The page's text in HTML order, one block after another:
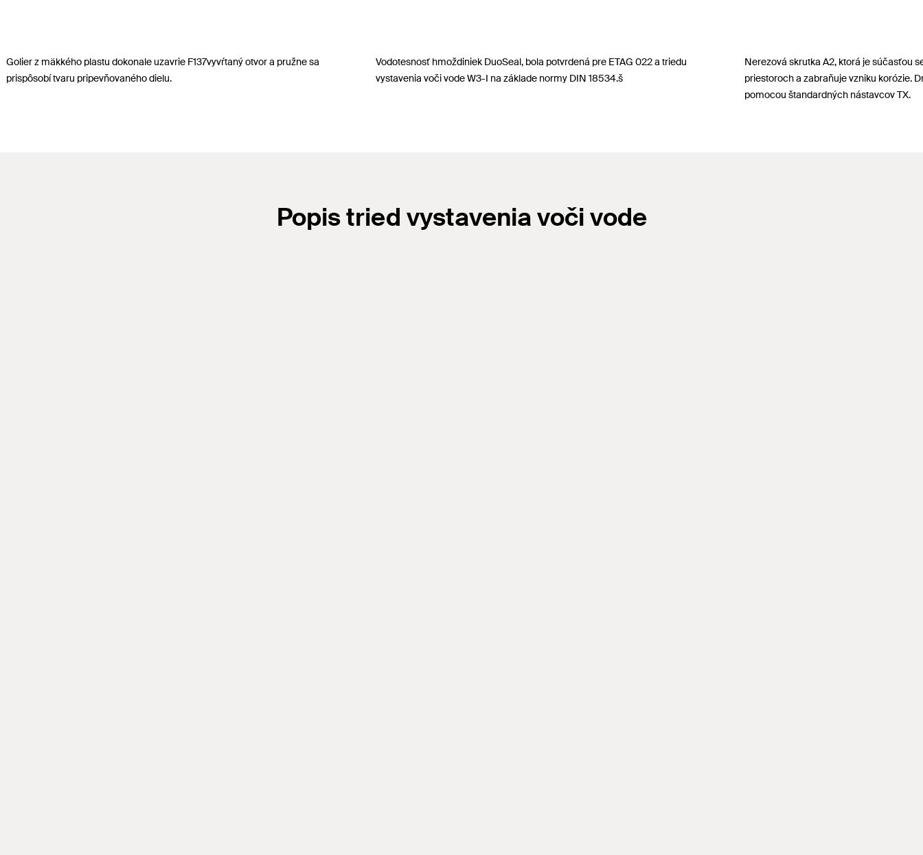
Golier z mäkkého plastu dokonale uzavrie F137vyvŕtaný otvor a pružne sa
prispôsobí tvaru pripevňovaného dielu.
Vodotesnosť hmoždiniek DuoSeal, bola potvrdená pre ETAG 022 a triedu
vystavenia voči vode W3-I na základe normy DIN 18534.š
Nerezová skrutka A2, ktorá je súčasťou
priestoroch a zabraňuje vzniku korózie.
pomocou štandardných nástavcov TX.
Popis tried vystavenia voči vode